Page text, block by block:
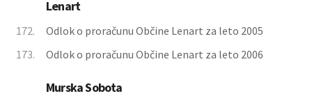
Lenart
172.
Odlok o proračunu Občine Lenart za leto 2005
173.
Odlok o proračunu Občine Lenart za leto 2006
Murska Sobota